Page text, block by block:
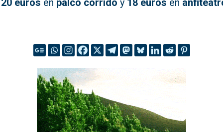
20 euros en palco corrido y 18 euros en